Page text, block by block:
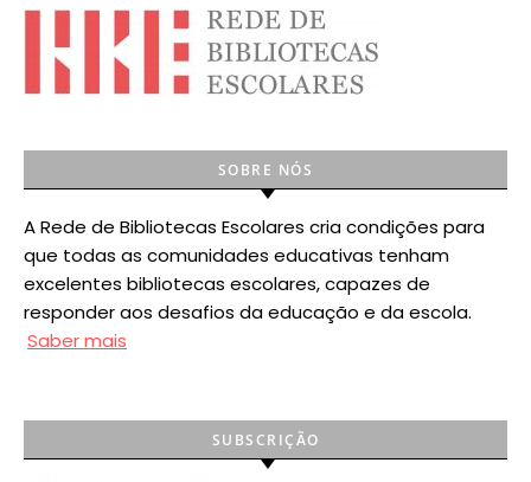
SOBRE NÓS
A Rede de Bibliotecas Escolares cria condições para
que todas as comunidades educativas tenham
excelentes bibliotecas escolares, capazes de
responder aos desafios da educação e da escola.
Saber mais
SUBSCRIÇÃO